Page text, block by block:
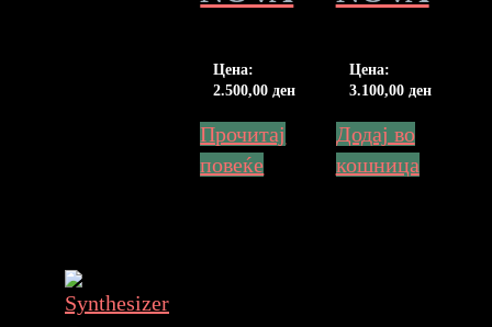
Цена:
2.500,00ден
Прочитај
повеќе
Цена:
3.100,00 ден
Додај во
кошница